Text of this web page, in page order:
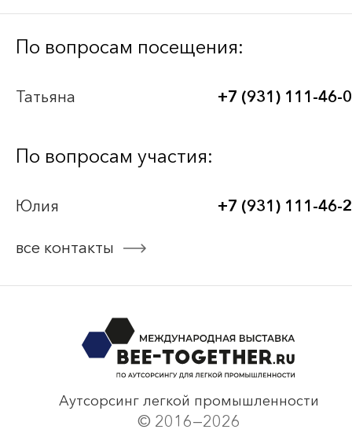
Bee-Together 21 (2026)
BEE-TOGETHER.KG 3-я Международная
По вопросам посещения:
Татьяна +7 (931) 111-46-
По вопросам участия:
Юлия +7 (931) 111-46-
все контакты
Аутсорсинг легкой промышленности
© 2016—2026